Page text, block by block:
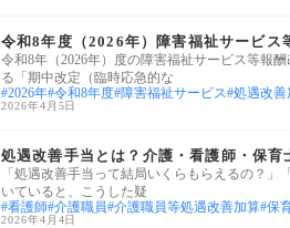
令和8年度（2026年）障害福祉サービス
令和8年（2026年）度の障害福祉サービス等報
る「期中改定（臨時応急的な
2026年 令和8年度 障害福祉サービス 処遇改善
2026年4月5日
処遇改善手当とは？介護・看護師・保
「処遇改善手当って結局いくらもらえるの？
いていると、こうした疑
看護師 介護職員 介護職員等処遇改善加算 保
2026年4月4日